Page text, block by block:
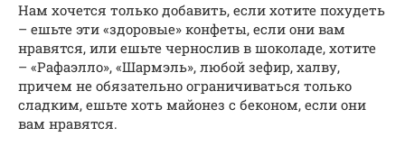
Нам хочется только добавить, если хотите похудеть
– ешьте эти «здоровые» конфеты, если они вам
нравятся, или ешьте чернослив в шоколаде, хотите
– «Рафаэлло», «Шармэль», любой зефир, халву,
причем не обязательно ограничиваться только
сладким, ешьте хоть майонез с беконом, если они
вам нравятся.